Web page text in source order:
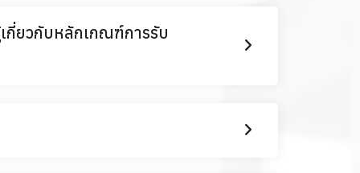
กี่ยวกับหลักเกณฑ์การรับ